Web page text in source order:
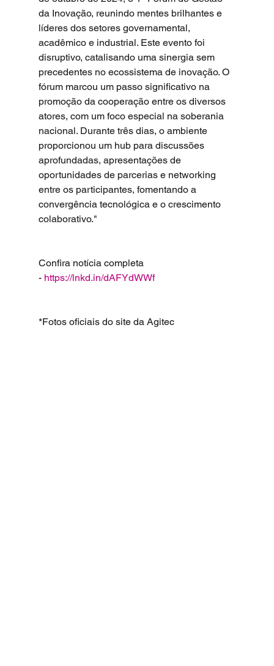
da Inovação, reunindo mentes brilhantes e
líderes dos setores governamental,
acadêmico e industrial. Este evento foi
disruptivo, catalisando uma sinergia sem
precedentes no ecossistema de inovação. O
fórum marcou um passo significativo na
promoção da cooperação entre os diversos
atores, com um foco especial na soberania
nacional. Durante três dias, o ambiente
proporcionou um hub para discussões
aprofundadas, apresentações de
oportunidades de parcerias e networking
entre os participantes, fomentando a
convergência tecnológica e o crescimento
colaborativo."
Confira notícia completa
- https://lnkd.in/dAFYdWWf
*Fotos oficiais do site da Agitec